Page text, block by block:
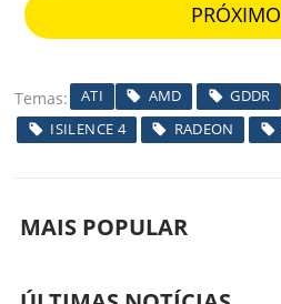
PRÓXIMO
Temas ATI AMD GDDR
ISILENCE 4
RADEON
MAIS POPULAR